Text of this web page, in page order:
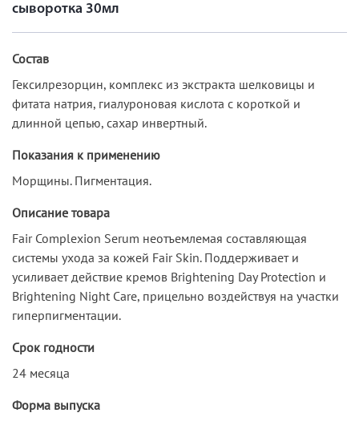
сыворотка 30мл
Состав
Гексилрезорцин, комплекс из экстракта шелковицы и
фитата натрия, гиалуроновая кислота с короткой и
длинной цепью, сахар инвертный.
Показания к применению
Морщины. Пигментация.
Описание товара
Fair Complexion Serum неотъемлемая составляющая
системы ухода за кожей Fair Skin. Поддерживает и
усиливает действие кремов Brightening Day Protection и
Brightening Night Care, прицельно воздействуя на участки
гиперпигментации.
Срок годности
24 месяца
Форма выпуска